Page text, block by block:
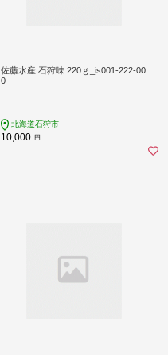
佐藤水産 石狩味 220ｇ_is001-222-00
0
北海道石狩市
10,000 円